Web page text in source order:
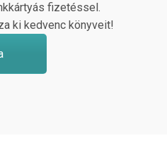
fizetéssel.
ki kedvenc könyveit!